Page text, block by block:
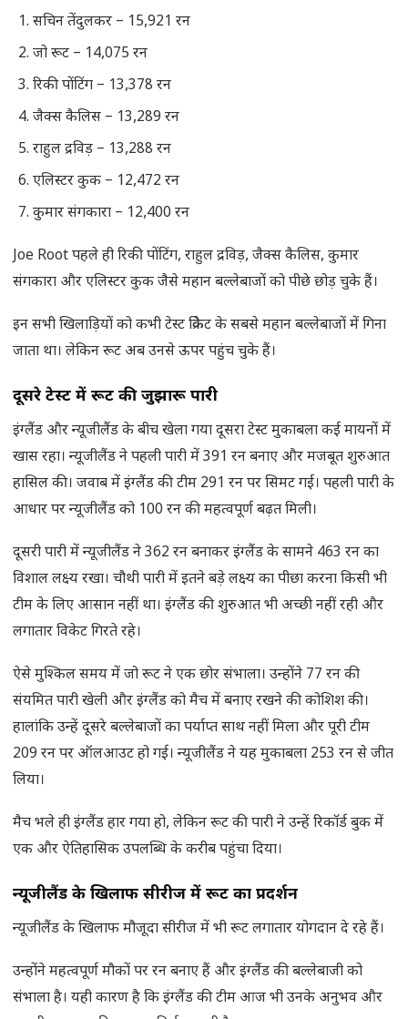
सचिन तेंदुलकर – 15,921 रन
जो रूट – 14,075 रन
रिकी पोंटिंग – 13,378 रन
जैक्स कैलिस – 13,289 रन
राहुल द्रविड़ – 13,288 रन
एलिस्टर कुक – 12,472 रन
कुमार संगकारा – 12,400 रन
Joe Root पहले ही रिकी पोंटिंग, राहुल द्रविड़, जैक्स कैलिस, कुमार
संगकारा और एलिस्टर कुक जैसे महान बल्लेबाजों को पीछे छोड़ चुके हैं।
इन सभी खिलाड़ियों को कभी टेस्ट क्रिकेट के सबसे महान बल्लेबाजों में गिना
जाता था। लेकिन रूट अब उनसे ऊपर पहुंच चुके हैं।
दूसरे टेस्ट में रूट की जुझारू पारी
इंग्लैंड और न्यूजीलैंड के बीच खेला गया दूसरा टेस्ट मुकाबला कई मायनों में
खास रहा। न्यूजीलैंड ने पहली पारी में 391 रन बनाए और मजबूत शुरुआत
हासिल की। जवाब में इंग्लैंड की टीम 291 रन पर सिमट गई। पहली पारी के
आधार पर न्यूजीलैंड को 100 रन की महत्वपूर्ण बढ़त मिली।
दूसरी पारी में न्यूजीलैंड ने 362 रन बनाकर इंग्लैंड के सामने 463 रन का
विशाल लक्ष्य रखा। चौथी पारी में इतने बड़े लक्ष्य का पीछा करना किसी भी
टीम के लिए आसान नहीं था। इंग्लैंड की शुरुआत भी अच्छी नहीं रही और
लगातार विकेट गिरते रहे।
ऐसे मुश्किल समय में जो रूट ने एक छोर संभाला। उन्होंने 77 रन की
संयमित पारी खेली और इंग्लैंड को मैच में बनाए रखने की कोशिश की।
हालांकि उन्हें दूसरे बल्लेबाजों का पर्याप्त साथ नहीं मिला और पूरी टीम
209 रन पर ऑलआउट हो गई। न्यूजीलैंड ने यह मुकाबला 253 रन से जीत
लिया।
मैच भले ही इंग्लैंड हार गया हो, लेकिन रूट की पारी ने उन्हें रिकॉर्ड बुक में
एक और ऐतिहासिक उपलब्धि के करीब पहुंचा दिया।
न्यूजीलैंड के खिलाफ सीरीज में रूट का प्रदर्शन
न्यूजीलैंड के खिलाफ मौजूदा सीरीज में भी रूट लगातार योगदान दे रहे हैं।
उन्होंने महत्वपूर्ण मौकों पर रन बनाए हैं और इंग्लैंड की बल्लेबाजी को
संभाला है। यही कारण है कि इंग्लैंड की टीम आज भी उनके अनुभव और